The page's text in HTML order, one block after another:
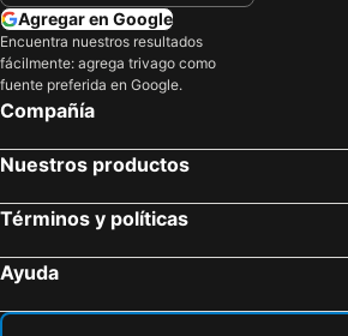
Acquaviva delle Fonti, bed and breakfasts
Santeramo in Colle, bed and breakfasts
Palagianello, bed and breakfasts
Valenzano, bed and breakfasts
Móttola, bed and breakfasts
Noicàttaro, bed and breakfasts
Cellamare, bed and breakfasts
Agregar en Google
Encuentra nuestros resultados
fácilmente: agrega trivago como
fuente preferida en Google.
Compañía
Nuestros productos
Términos y políticas
Ayuda